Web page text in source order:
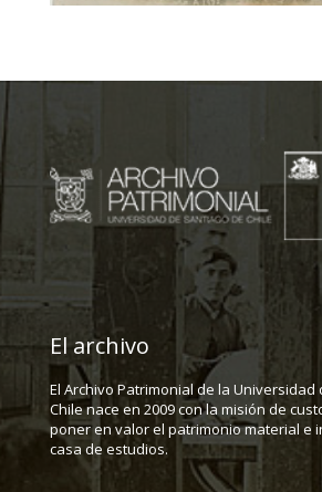
El archivo
El Archivo Patrimonial de la Universidad
Chile nace en 2009 con la misión de
poner en valor el patrimonio material e
casa de estudios.